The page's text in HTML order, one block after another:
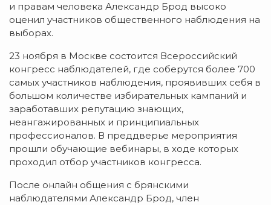
и правам человека Александр Брод высоко
оценил участников общественного наблюдения на
выборах.
23 ноября в Москве состоится Всероссийский
конгресс наблюдателей, где соберутся более 700
самых участников наблюдения, проявивших себя в
большом количестве избирательных кампаний и
заработавших репутацию знающих,
неангажированных и принципиальных
профессионалов. В преддверье мероприятия
прошли обучающие вебинары, в ходе которых
проходил отбор участников конгресса.
После онлайн общения с брянскими
наблюдателями Александр Брод, член